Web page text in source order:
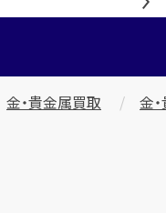
金・貴金属買取 金